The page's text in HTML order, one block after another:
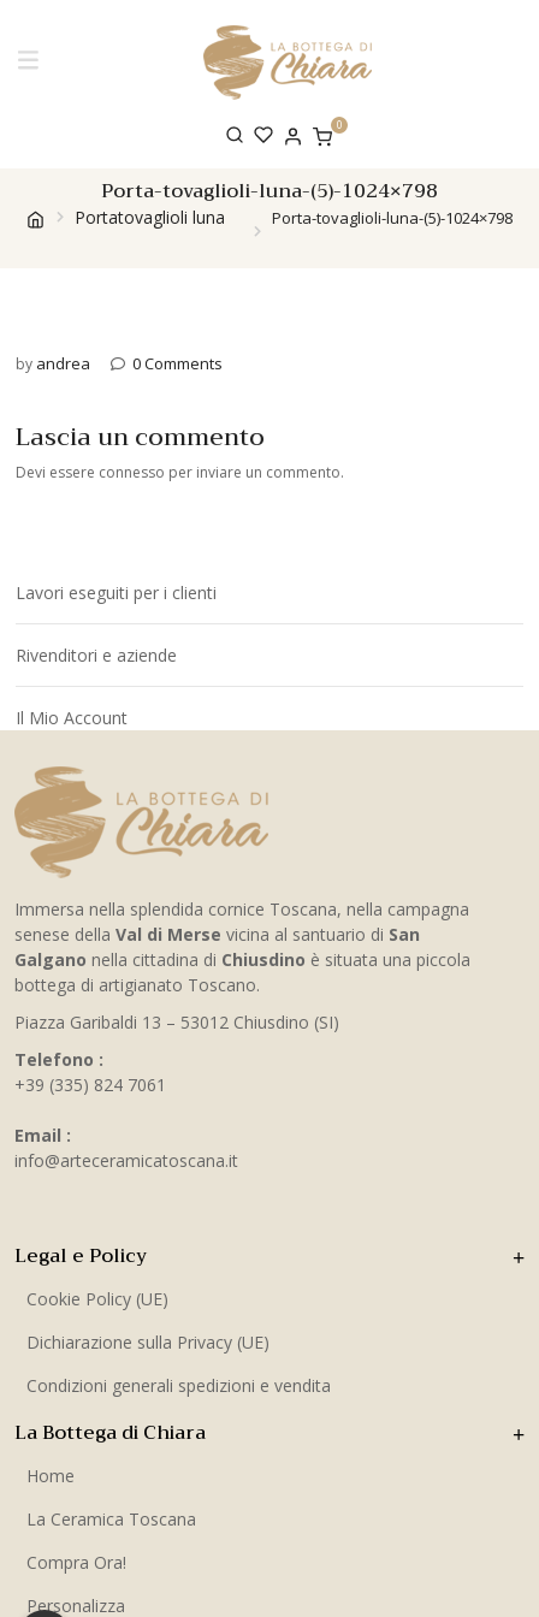
0
Porta-tovaglioli-luna-(5)-1024×798
Portatovaglioli luna Porta-tovaglioli-luna-(5)-1024×798
by andrea 0 Comments
Lascia un commento
Devi essere connesso per inviare un commento.
Lavori eseguiti per i clienti
Rivenditori e aziende
Il Mio Account
Immersa nella splendida cornice Toscana, nella campagna
senese della Val di Merse vicina al santuario di San
Galgano nella cittadina di Chiusdino è situata una piccola
bottega di artigianato Toscano.
Piazza Garibaldi 13 – 53012 Chiusdino (SI)
Telefono :
+39 (335) 824 7061
Email :
info@arteceramicatoscana.it
La Bottega di Chiara
Home
La Ceramica Toscana
Compra Ora!
Personalizza
Legal e Policy
Cookie Policy (UE)
Dichiarazione sulla Privacy (UE)
Condizioni generali spedizioni e vendita